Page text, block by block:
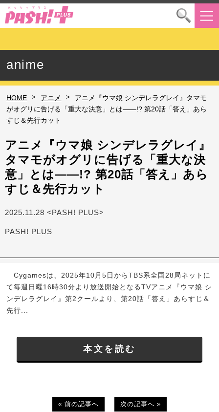
anime
HOME > アニメ >
アニメ『ウマ娘 シンデレラグレイ』タマモ
がオグリに告げる「重大な決意」とは――!? 第20話「答え」あら
すじ＆先行カット
アニメ『ウマ娘 シンデレラグレイ』
タマモがオグリに告げる「重大な決
意」とは――!? 第20話「答え」あら
すじ＆先行カット
2025.11.28 <PASH! PLUS>
PASH! PLUS
Cygamesは、2025年10月5日からTBS系全国28局ネットに
て毎週日曜16時30分より放送開始となるTVアニメ『ウマ娘 シ
ンデレラグレイ』第2クールより、第20話「答え」あらすじ＆
先行...
本文を読む
« 前の記事へ 次の記事へ »